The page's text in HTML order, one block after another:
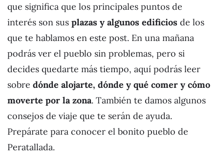
que significa que los principales puntos de
interés son sus plazas y algunos edificios de los
que te hablamos en este post. En una mañana
podrás ver el pueblo sin problemas, pero si
decides quedarte más tiempo, aquí podrás leer
sobre dónde alojarte, dónde y qué comer y cómo
moverte por la zona. También te damos algunos
consejos de viaje que te serán de ayuda.
Prepárate para conocer el bonito pueblo de
Peratallada.